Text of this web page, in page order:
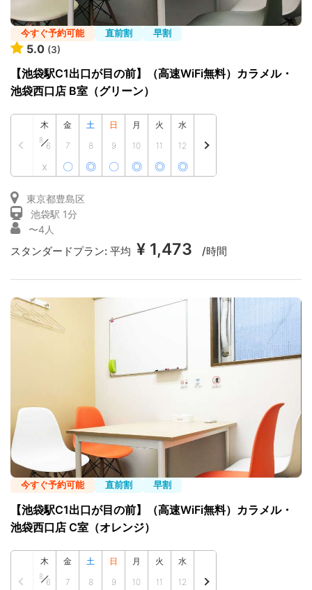
今すぐ予約可能 直前割 早割
5.0 (3)
【池袋駅C1出口が目の前】（高速WiFi無料）カラメル・
池袋西口店 B室（グリーン）
木
8
6
x
金
7
〇
土
8
◎
日
9
〇
月
10
◎
火
11
◎
水
12
◎
東京都豊島区
池袋駅 1分
〜4人
スタンダードプラン: 平均 ¥ 1,473 /時間
今すぐ予約可能 直前割 早割
【池袋駅C1出口が目の前】（高速WiFi無料）カラメル・
池袋西口店 C室（オレンジ）
木
8
6
金
7
土
8
日
9
月
10
火
11
水
12